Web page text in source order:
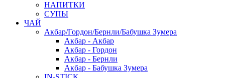
НАПИТКИ
СУПЫ
ЧАЙ
Акбар/Гордон/Бернли/Бабушка Зумера
Акбар - Акбар
Акбар - Гордон
Акбар - Бернли
Акбар - Бабушка Зумера